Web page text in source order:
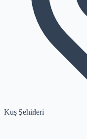
Kuş Şehirleri